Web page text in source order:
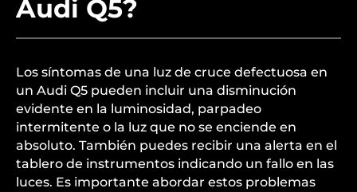
Audi Q5?
Los síntomas de una luz de cruce defectuosa en
un Audi Q5 pueden incluir una disminución
evidente en la luminosidad, parpadeo
intermitente o la luz que no se enciende en
absoluto. También puedes recibir una alerta en el
tablero de instrumentos indicando un fallo en las
luces. Es importante abordar estos problemas